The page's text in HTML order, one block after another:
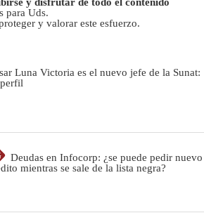
para Uds.
y valorar este esfuerzo.
Luna Victoria es el nuevo jefe de la Sunat:
Deudas en Infocorp: ¿se puede pedir nuevo
mientras se sale de la lista negra?